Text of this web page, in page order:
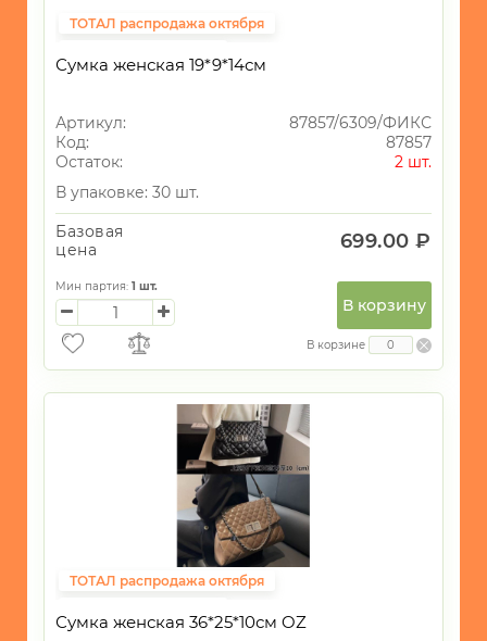
ТОТАЛ распродажа октября
Сумка женская 19*9*14см
Артикул:
87857/6309/ФИКС
Код:
87857
Остаток:
2 шт.
В упаковке: 30 шт.
Базовая
цена
699.00 ₽
Мин партия: 1 шт.
В корзину
В корзине
ТОТАЛ распродажа октября
Сумка женская 36*25*10см OZ